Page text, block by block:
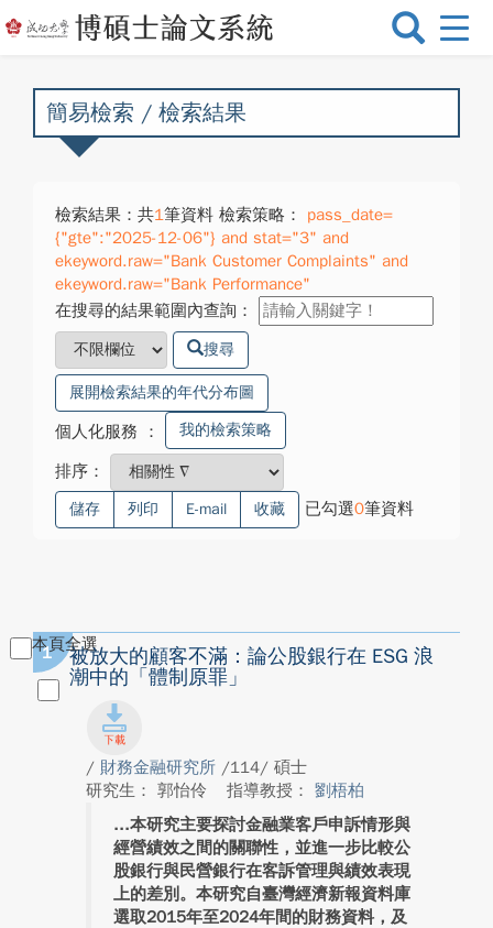
選
換
簡易檢索 / 檢索結果
檢索結果：共1筆資料 檢索策略：
pass_date=
{"gte":"2025-12-06"} and stat="3" and
ekeyword.raw="Bank Customer Complaints" and
ekeyword.raw="Bank Performance"
在搜尋的結果範圍內查詢：
搜尋
展開檢索結果的年代分布圖
個人化服務 ： 我的檢索策略
排序：
儲存 列印 E-mail 收藏 已勾選0筆資料
本頁全選
1
被放大的顧客不滿：論公股銀行在 ESG 浪
潮中的「體制原罪」
/ 財務金融研究所 /114/ 碩士
研究生： 郭怡伶
指導教授： 劉梧柏
本研究主要探討金融業客戶申訴情形與
經營績效之間的關聯性，並進一步比較公
股銀行與民營銀行在客訴管理與績效表現
上的差別。本研究自臺灣經濟新報資料庫
選取2015年至2024年間的財務資料，及